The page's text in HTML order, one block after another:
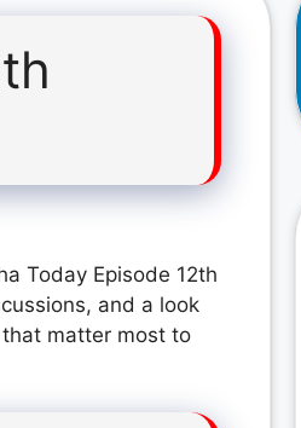
Today Episode 12th
and a look
matter most to